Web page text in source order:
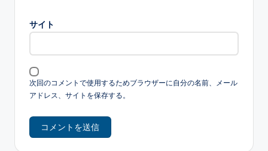
サイト
次回のコメントで使用するためブラウザーに自分の名前、メール
アドレス、サイトを保存する。